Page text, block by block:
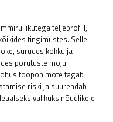
teljeprofiil,
tingimustes. Selle
surudes kokku ja
põrutuste mõju
tööpõhimõte tagab
riski ja suurendab
valikuks nõudlikele